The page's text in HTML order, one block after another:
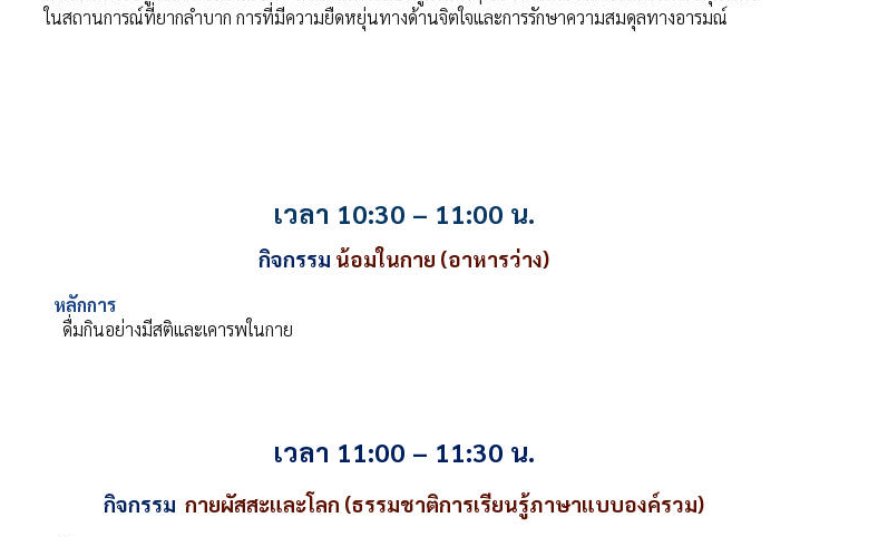
ในสถานการณ์ที่ยากลำบาก การที่มีความยืดหยุ่นทางด้านจิตใจและการรักษาความสมดุลทางอารมณ์
เวลา 10:30 – 11:00 น.
กิจกรรม น้อมในกาย (อาหารว่าง)
หลักการ
ดื่มกินอย่างมีสติและเคารพในกาย
เวลา 11:00 – 11:30 น.
กิจกรรมกายผัสสะและโลก (ธรรมชาติการเรียนรู้ภาษาแบบองค์รวม)